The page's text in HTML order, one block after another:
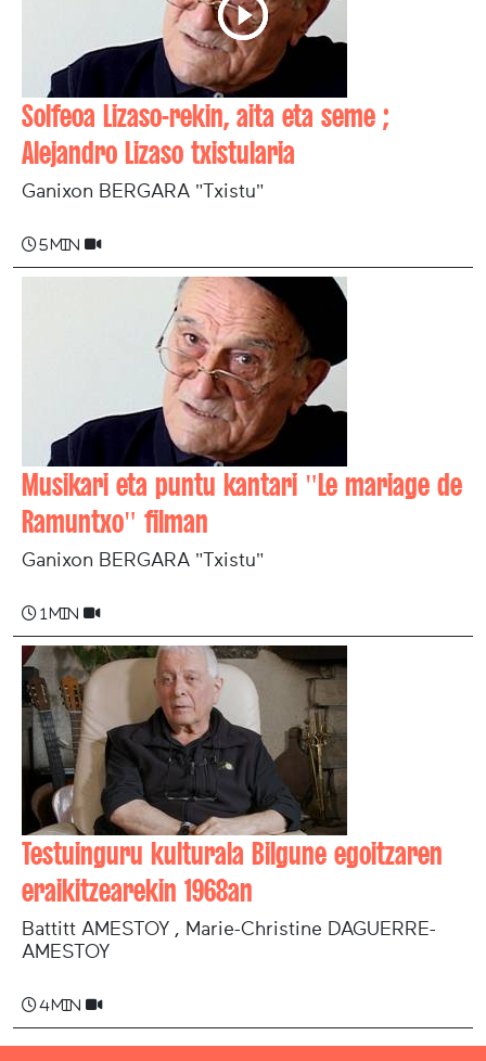
Solfeoa Lizaso-rekin, aita eta seme ;
Alejandro Lizaso txistularia
Ganixon BERGARA "Txistu"
5 min
Musikari eta puntu kantari "Le mariage de
Ramuntxo" filman
Ganixon BERGARA "Txistu"
1 min
Testuinguru kulturala Bilgune egoitzaren
eraikitzearekin 1968an
Battitt AMESTOY , Marie-Christine DAGUERRE-
AMESTOY
4 min